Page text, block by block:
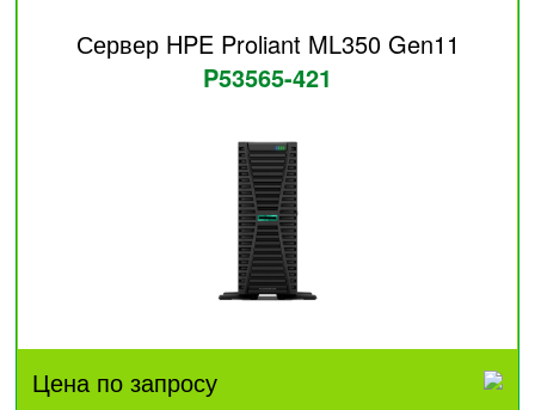
Сервер HPE Proliant ML350 Gen11
P53565-421
Цена по запросу